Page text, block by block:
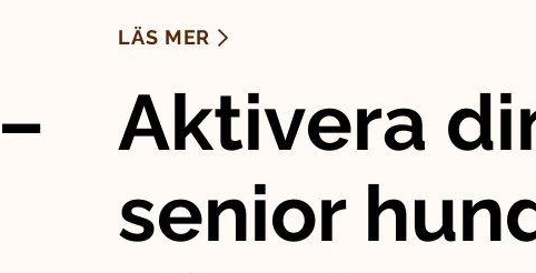
LÄS MER
Aktivera
senior